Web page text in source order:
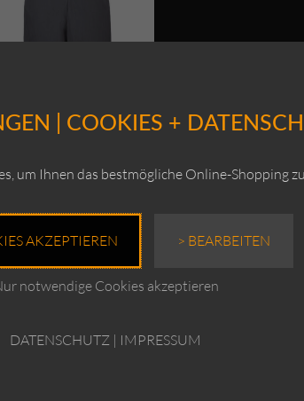
Cotton Stretch
UVP:€189,00 Ursprünglicher
Preis
war:
€189,00
€149,00Aktueller
Preis
Enthält 19% MwSt.
| COOKIES +
um Ihnen das bestmögliche Online-Shopping
AKZEPTIEREN > BEARBEITEN
notwendige Cookies akzeptieren
DATENSCHUTZ | IMPRESSUM